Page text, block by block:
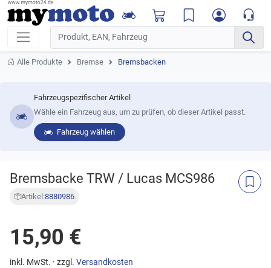
Alle Produkte Bremse Bremsbacken
Fahrzeugspezifischer Artikel
Wähle ein Fahrzeug aus, um zu prüfen, ob dieser Artikel passt.
Fahrzeug wählen
Bremsbacke TRW / Lucas MCS986
Artikel:8880986
15,90 €
inkl. MwSt. · zzgl. Versandkosten